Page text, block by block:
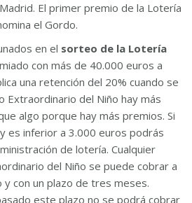
El primer premio de la Lotería
el Gordo.
en el sorteo de la Lotería
con más de 40.000 euros a
una retención del 20% cuando se
Extraordinario del Niño hay más
algo porque hay más premios. Si
es inferior a 3.000 euros podrás
de lotería. Cualquier
del Niño se puede cobrar a
con un plazo de tres meses.
este plazo no se podrá cobrar